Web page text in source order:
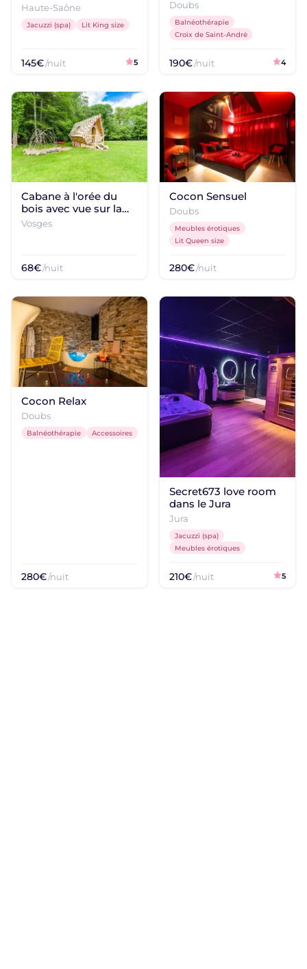
Logements coquins
Une atmosphère plus joueuse
Échappée romantique
Vue, jacuzzi, soirée à deux
DESTINATIONS POPULAIRES
Dijon
Bourgogne-Franche-Comté
Saumur
Pays de la Loire
Le Havre
Normandie
Haute-Saône
Jacuzzi (spa) Lit King size
145€/nuit 5
Doubs
Balnéothérapie
Croix de Saint-André
190€/nuit 4
Cabane à l'orée du
bois avec vue sur la
forêt
Vosges
68€/nuit
Cocon Sensuel
Doubs
Meubles érotiques
Lit Queen size
280€/nuit
Cocon Relax
Doubs
Balnéothérapie Accessoires
280€/nuit
Secret673 love room
dans le Jura
Jura
Jacuzzi (spa)
Meubles érotiques
210€/nuit 5